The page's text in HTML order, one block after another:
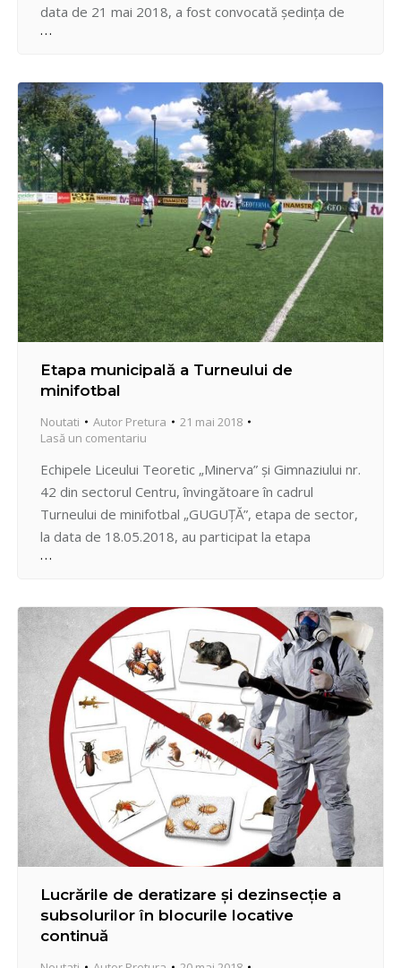
data de 21 mai 2018, a fost convocată şedinţa de
lucru cu participarea Primarului General Interimar al
sectorului Centru, Pavel Rusu, reprezentantului
Direcţiei Construcţii Capitale, precum şi
antreprenorului “Dacvi-Com” SRL.…
Etapa municipală a Turneului de
minifotbal
Noutati Autor Pretura
21 mai 2018
Lasă un comentariu
Echipele Liceului Teoretic „Minerva” și Gimnaziului nr.
42 din sectorul Centru, învingătoare în cadrul
Turneului de minifotbal „GUGUȚĂ”, etapa de sector,
la data de 18.05.2018, au participat la etapa
municipală a Turneului de minifotbal care s-a
Gh. Asachi, nr. 23A. În urma examinării rezultatelor,
echipa Liceului Teoretic…
Lucrările de deratizare şi dezinsecție a
subsolurilor în blocurile locative
continuă